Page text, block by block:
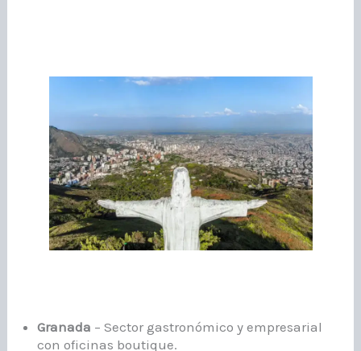
Granada – Sector gastronómico y empresarial
con oficinas boutique.